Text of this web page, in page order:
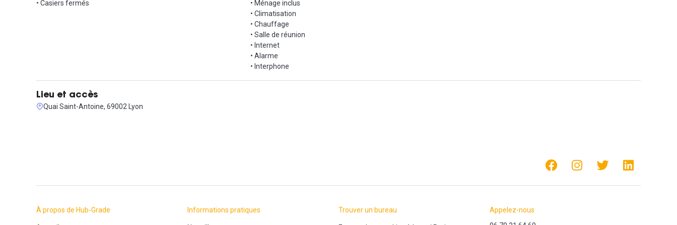
• Casiers fermés
• Ménage inclus
• Climatisation
• Chauffage
• Salle de réunion
• Internet
• Alarme
• Interphone
Lieu et accès
Quai Saint-Antoine, 69002 Lyon
À propos de Hub-Grade Informations pratiques Trouver un bureau
Appelez-nous